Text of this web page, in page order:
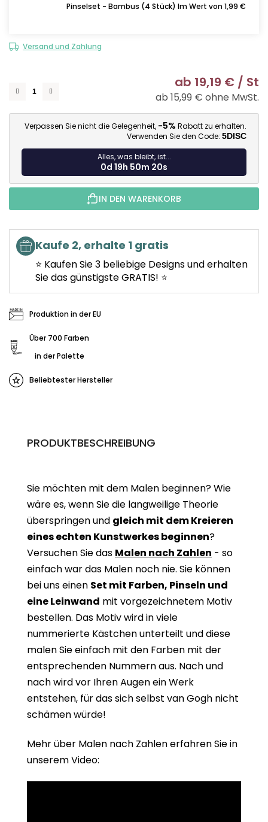
Pinselset - Bambus (4 Stück) Im Wert von 1,99 €
Versand und Zahlung
ab 19,19 € / St
ab 15,99 € ohne MwSt.
Verpassen Sie nicht die Gelegenheit, -5% Rabatt zu erhalten.
Verwenden Sie den Code: 5DISC
Alles, was bleibt, ist...
0d 19h 50m 19s
IN DEN WARENKORB
Kaufe 2, erhalte 1 gratis
⭐ Kaufen Sie 3 beliebige Designs und erhalten
Sie das günstigste GRATIS! ⭐
Produktion in der EU
Über 700 Farben
in der Palette
Beliebtester Hersteller
PRODUKTBESCHREIBUNG
Sie möchten mit dem Malen beginnen? Wie
wäre es, wenn Sie die langweilige Theorie
überspringen und gleich mit dem Kreieren
eines echten Kunstwerkes beginnen?
Versuchen Sie das Malen nach Zahlen - so
einfach war das Malen noch nie. Sie können
bei uns einen Set mit Farben, Pinseln und
eine Leinwand mit vorgezeichnetem Motiv
bestellen. Das Motiv wird in viele
nummerierte Kästchen unterteilt und diese
malen Sie einfach mit den Farben mit der
entsprechenden Nummern aus. Nach und
nach wird vor Ihren Augen ein Werk
entstehen, für das sich selbst van Gogh nicht
schämen würde!
Mehr über Malen nach Zahlen erfahren Sie in
unserem Video: